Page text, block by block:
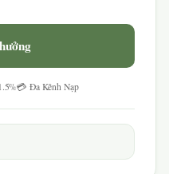
💳 Đa Kênh Nạp